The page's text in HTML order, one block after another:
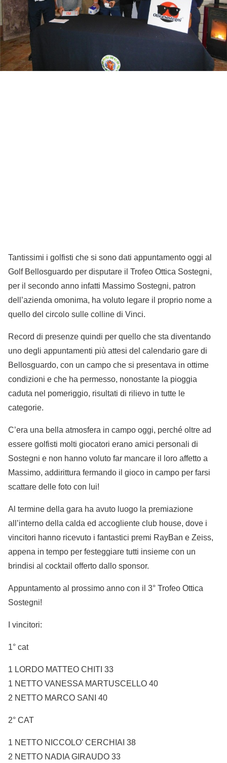
Tantissimi i golfisti che si sono dati appuntamento oggi al
Golf Bellosguardo per disputare il Trofeo Ottica Sostegni,
per il secondo anno infatti Massimo Sostegni, patron
dell’azienda omonima, ha voluto legare il proprio nome a
quello del circolo sulle colline di Vinci.
Record di presenze quindi per quello che sta diventando
uno degli appuntamenti più attesi del calendario gare di
Bellosguardo, con un campo che si presentava in ottime
condizioni e che ha permesso, nonostante la pioggia
caduta nel pomeriggio, risultati di rilievo in tutte le
categorie.
C’era una bella atmosfera in campo oggi, perché oltre ad
essere golfisti molti giocatori erano amici personali di
Sostegni e non hanno voluto far mancare il loro affetto a
Massimo, addirittura fermando il gioco in campo per farsi
scattare delle foto con lui!
Al termine della gara ha avuto luogo la premiazione
all’interno della calda ed accogliente club house, dove i
vincitori hanno ricevuto i fantastici premi RayBan e Zeiss,
appena in tempo per festeggiare tutti insieme con un
brindisi al cocktail offerto dallo sponsor.
Appuntamento al prossimo anno con il 3° Trofeo Ottica
Sostegni!
I vincitori:
1° cat
1 LORDO MATTEO CHITI 33
1 NETTO VANESSA MARTUSCELLO 40
2 NETTO MARCO SANI 40
2° CAT
1 NETTO NICCOLO’ CERCHIAI 38
2 NETTO NADIA GIRAUDO 33